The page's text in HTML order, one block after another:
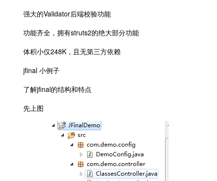
强大的Validator后端校验功能
功能齐全，拥有struts2的绝大部分功能
体积小仅248K，且无第三方依赖
jfinal 小例子
了解jfinal的结构和特点
先上图